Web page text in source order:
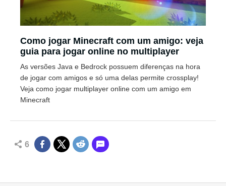
Como jogar Minecraft com um amigo: veja
guia para jogar online no multiplayer
As versões Java e Bedrock possuem diferenças na hora
de jogar com amigos e só uma delas permite crossplay!
Veja como jogar multiplayer online com um amigo em
Minecraft
6